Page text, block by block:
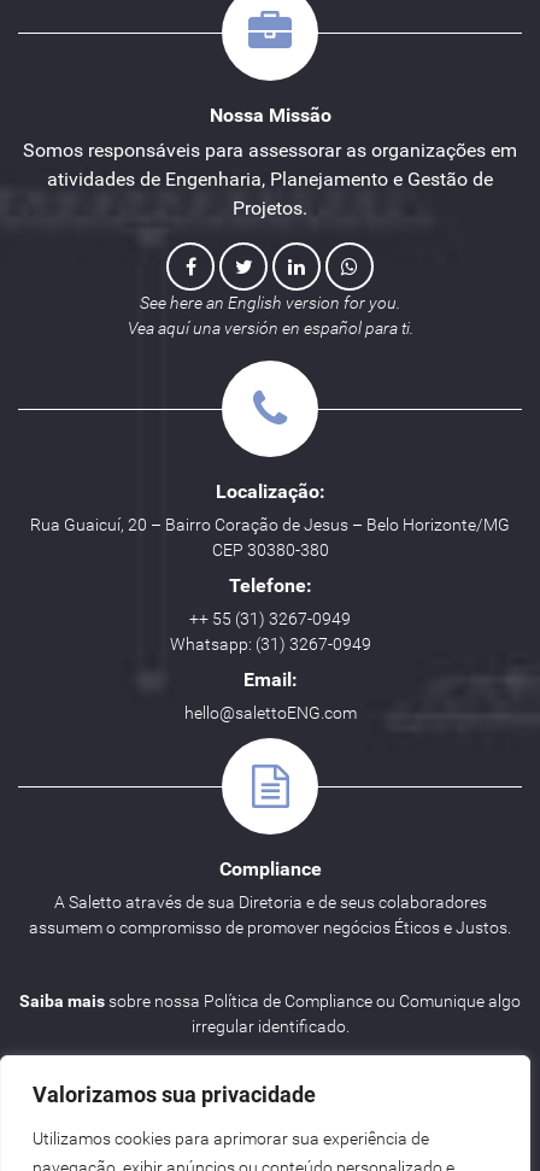
Valorizamos sua privacidade
Utilizamos cookies para aprimorar sua experiência de
Nossa Missão
Somos responsáveis para assessorar as organizações em
atividades de Engenharia, Planejamento e Gestão de
Projetos.
See here an English version for you.
Vea aquí una versión en español para ti.
Localização:
Rua Guaicuí, 20 – Bairro Coração de Jesus – Belo Horizonte/MG
CEP 30380-380
Telefone:
++ 55 (31) 3267-0949
Whatsapp: (31) 3267-0949
Email:
hello@salettoENG.com
Compliance
A Saletto através de sua Diretoria e de seus colaboradores
assumem o compromisso de promover negócios Éticos e Justos.
Saiba maissobre nossa Política de Compliance ou Comunique algo
irregular identificado.